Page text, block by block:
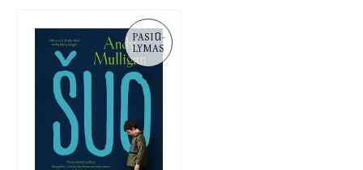
PASIŪ-
LYMAS